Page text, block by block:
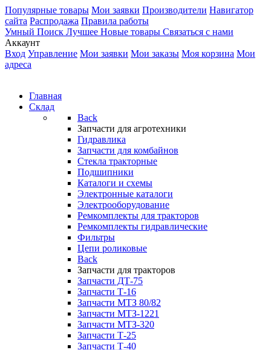
Популярные товары Мои заявки Производители Навигатор
сайта Распродажа Правила работы
Умный Поиск Лучшее Новые товары Связаться с нами
Аккаунт
Вход Управление Мои заявки Мои заказы Моя корзина Мои
адреса
Главная
Склад
Back
Запчасти для агротехники
Гидравлика
Запчасти для комбайнов
Стекла тракторные
Подшипники
Каталоги и схемы
Электронные каталоги
Электрооборудование
Ремкомплекты для тракторов
Ремкомплекты гидравлические
Фильтры
Цепи роликовые
Back
Запчасти для тракторов
Запчасти ДТ-75
Запчасти Т-16
Запчасти МТЗ 80/82
Запчасти МТЗ-1221
Запчасти МТЗ-320
Запчасти Т-25
Запчасти Т-40